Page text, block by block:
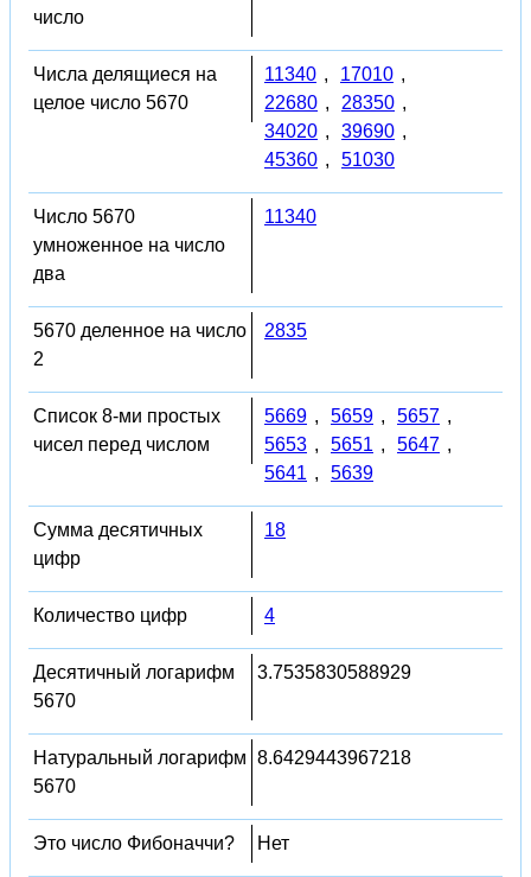
число
Числа делящиеся на
целое число 5670
11340 , 17010 ,
22680 , 28350 ,
34020 , 39690 ,
45360 , 51030
Число 5670
умноженное на число
два
11340
5670 деленное на число
2
2835
Список 8-ми простых
чисел перед числом
5669 , 5659 , 5657 ,
5653 , 5651 , 5647 ,
5641 , 5639
Сумма десятичных
цифр
18
Количество цифр 4
Десятичный логарифм
5670
3.7535830588929
Натуральный логарифм
5670
8.6429443967218
Это число Фибоначчи? Нет